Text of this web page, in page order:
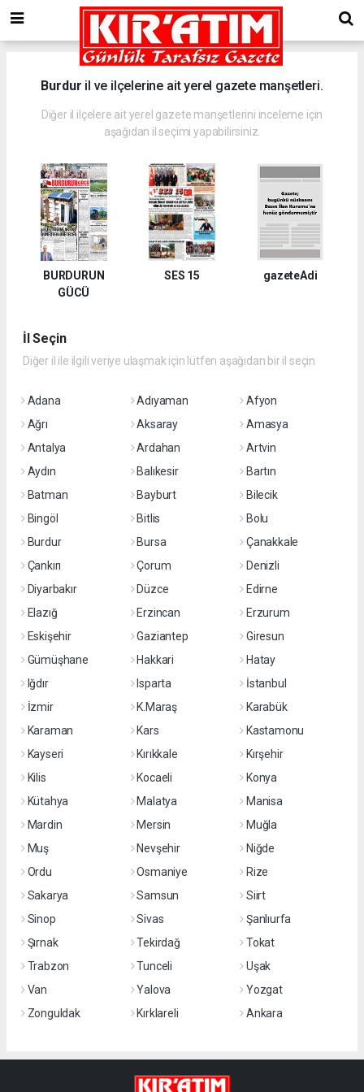
Burdur il ve ilçelerine ait yerel gazete manşetleri.
Diğer il ilçelere ait yerel gazete manşetlerini inceleme için
aşağıdan il seçimi yapabilirsiniz.
BURDURUN
GÜCÜ
SES 15 gazeteAdi
İl Seçin
Diğer il ile ilgili veriye ulaşmak için lütfen aşağıdan bir il seçin
Adana Adıyaman
Afyon
Ağrı
Aksaray
Amasya
Antalya
Ardahan
Artvin
Aydın
Balıkesir
Bartın
Batman
Bayburt
Bilecik
Bingöl
Bitlis
Bolu
Burdur
Bursa
Çanakkale
Çankırı
Çorum
Denizli
Diyarbakır
Düzce
Edirne
Elazığ
Erzincan
Erzurum
Eskişehir
Gaziantep
Giresun
Gümüşhane
Hakkari
Hatay
Iğdır
Isparta
İstanbul
İzmir
K.Maraş
Karabük
Karaman
Kars
Kastamonu
Kayseri
Kırıkkale
Kırşehir
Kilis
Kocaeli
Konya
Kütahya
Malatya
Manisa
Mardin
Mersin
Muğla
Muş
Nevşehir
Niğde
Ordu
Osmaniye
Rize
Sakarya
Samsun
Siirt
Sinop
Sivas
Şanlıurfa
Şırnak
Tekirdağ
Tokat
Trabzon
Tunceli
Uşak
Van
Yalova
Yozgat
Zonguldak
Kırklareli Ankara